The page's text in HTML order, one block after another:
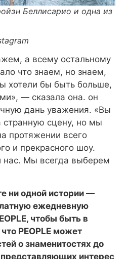
Беллисарио и одна из
а всему остальному
что знаем, но знаем,
хотели бы быть больше,
— сказала она. он
дань уважения. «Вы
странную сцену, но мы
протяжении всего
и прекрасного шоу.
нас. Мы всегда выберем
ни одной истории —
ежедневную
чтобы быть в
PEOPLE может
о знаменитостях до
интерес